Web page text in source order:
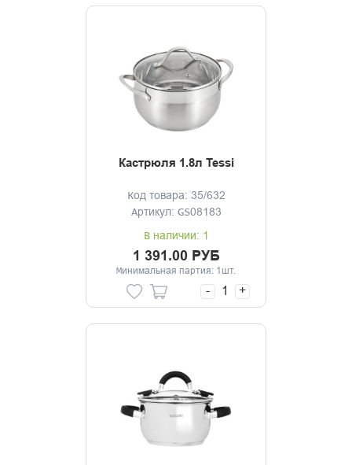
Кастрюля 1.8л Tessi
Код товара: 35/632
Артикул: GS08183
В наличии: 1
1 391.00 РУБ
Минимальная партия: 1шт.
- +